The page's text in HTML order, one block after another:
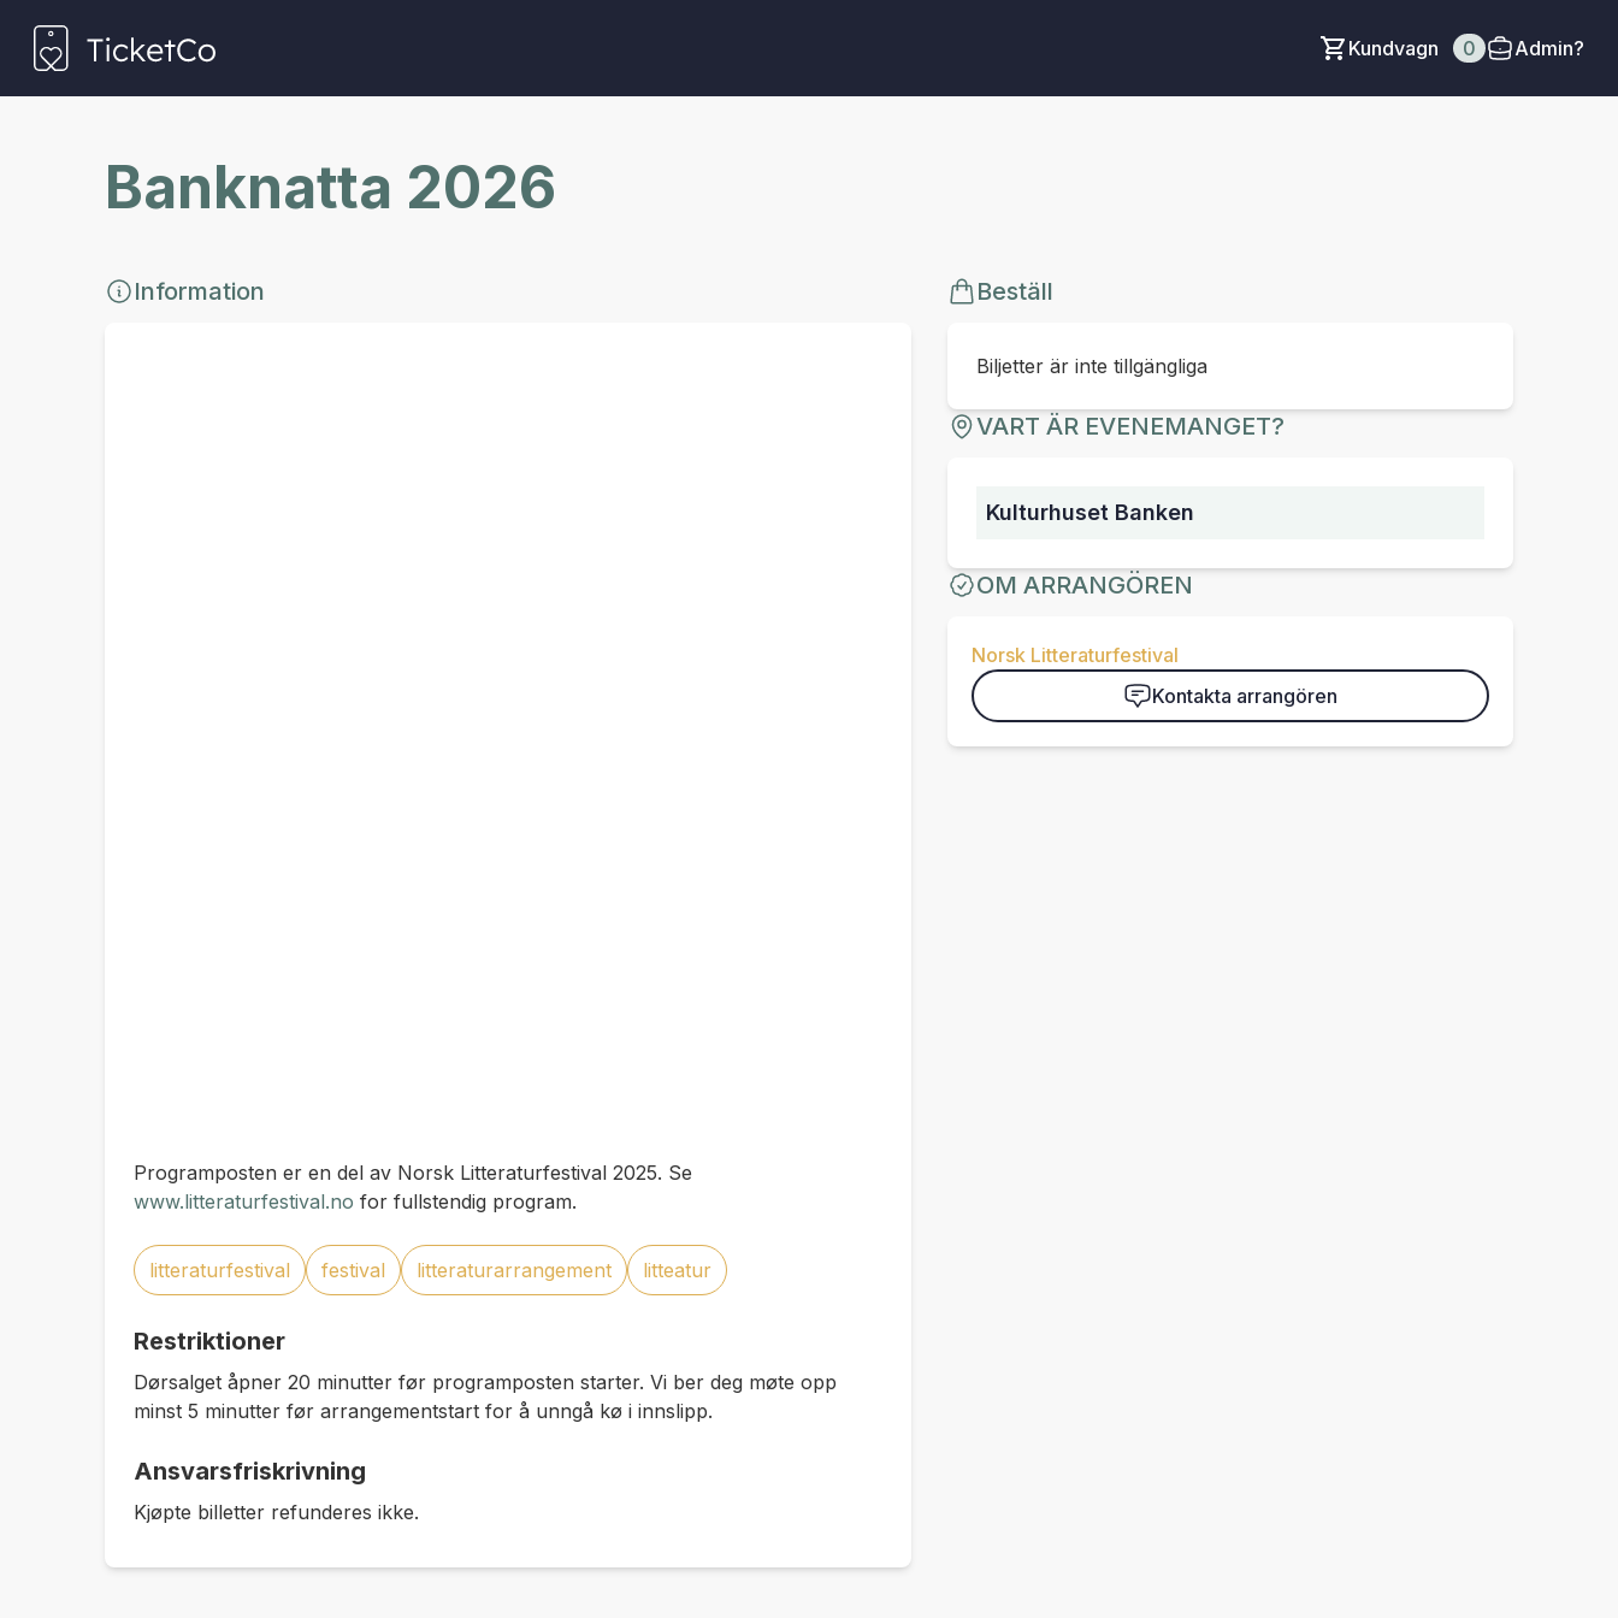
Kundvagn 0 Admin?
Banknatta 2026
Information
Programposten er en del av Norsk Litteraturfestival 2025. Se
www.litteraturfestival.no for fullstendig program.
litteraturfestival festival litteraturarrangement litteatur
Restriktioner
Dørsalget åpner 20 minutter før programposten starter. Vi ber deg møte opp
minst 5 minutter før arrangementstart for å unngå kø i innslipp.
Ansvarsfriskrivning
Kjøpte billetter refunderes ikke.
Beställ
Biljetter är inte tillgängliga
VART ÄR EVENEMANGET?
Kulturhuset Banken
OM ARRANGÖREN
Norsk Litteraturfestival
Kontakta arrangören